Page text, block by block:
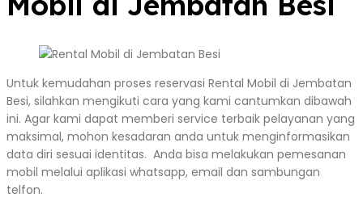
Untuk kemudahan proses reservasi Rental Mobil di Jembatan
Besi, silahkan mengikuti cara yang kami cantumkan dibawah
ini. Agar kami dapat memberi service terbaik pelayanan yang
maksimal, mohon kesadaran anda untuk menginformasikan
data diri sesuai identitas. Anda bisa melakukan pemesanan
mobil melalui aplikasi whatsapp, email dan sambungan
telfon.